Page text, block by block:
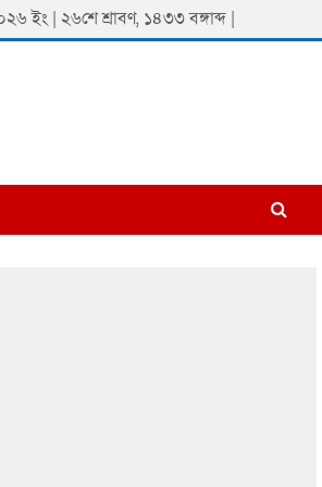
ইং | ২৬শে শ্রাবণ, ১৪৩৩ বঙ্গাব্দ |